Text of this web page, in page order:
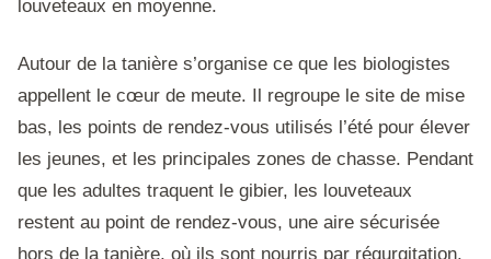
louveteaux en moyenne.
Autour de la tanière s’organise ce que les biologistes
appellent le cœur de meute. Il regroupe le site de mise
bas, les points de rendez-vous utilisés l’été pour élever
les jeunes, et les principales zones de chasse. Pendant
que les adultes traquent le gibier, les louveteaux
restent au point de rendez-vous, une aire sécurisée
hors de la tanière, où ils sont nourris par régurgitation.